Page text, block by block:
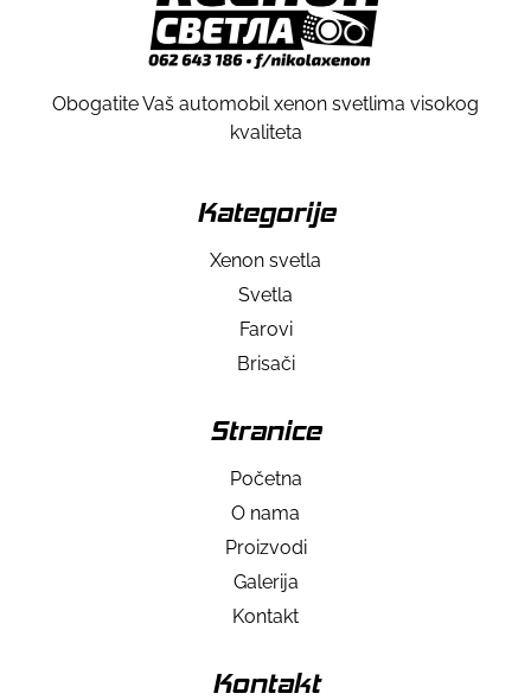
Obogatite Vaš automobil xenon svetlima visokog
kvaliteta
Kategorije
Xenon svetla
Svetla
Farovi
Brisači
Stranice
Početna
O nama
Proizvodi
Galerija
Kontakt
Kontakt